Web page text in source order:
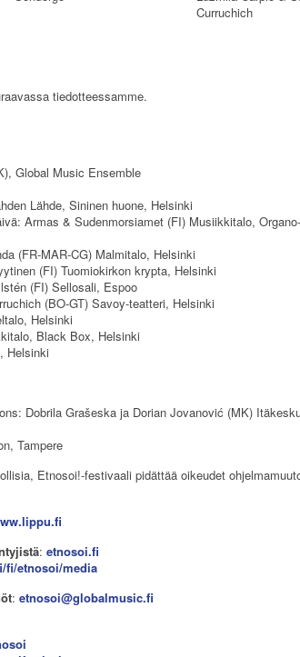
Curruchich
tiedotteessamme.
Global Music Ensemble
Lähde, Sininen huone, Helsinki
Armas & Sudenmorsiamet (FI) Musiikkitalo,
(FR-MAR-CG) Malmitalo, Helsinki
(FI) Tuomiokirkon krypta, Helsinki
(FI) Sellosali, Espoo
(BO-GT) Savoy-teatteri, Helsinki
Helsinki
Black Box, Helsinki
Helsinki
Dobrila Grašeska ja Dorian Jovanović (MK)
Tampere
Etnosoi!-festivaali pidättää oikeudet
: etnosoi.fi
fi/etnosoi/media
: etnosoi@globalmusic.fi